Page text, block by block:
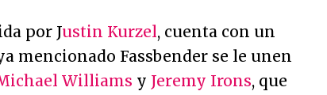
por Justin Kurzel, cuenta con un
mencionado Fassbender se le unen
Williams y Jeremy Irons, que